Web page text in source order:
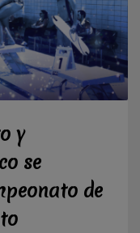
y
se
de